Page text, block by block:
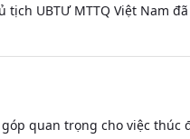
UBTƯ MTTQ Việt Nam
quan trọng cho việc thúc